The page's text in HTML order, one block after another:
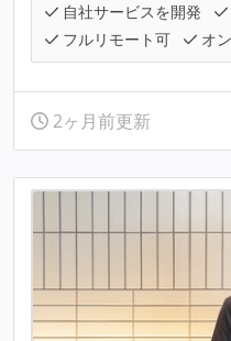
自社サービスを開発
フルリモート可
オ
2ヶ月前更新